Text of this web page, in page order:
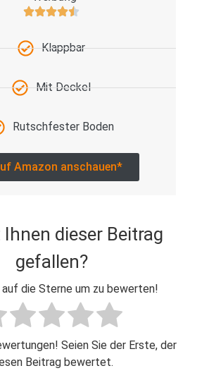
Klappbar
Mit Deckel
Rutschfester Boden
Amazon anschauen*
Ihnen dieser Beitrag
gefallen?
auf die Sterne um zu bewerten!
Seien Sie der Erste, der
Beitrag bewertet.